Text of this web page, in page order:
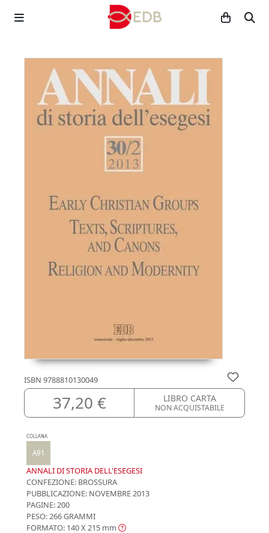
ISBN 9788810130049
37,20 € LIBRO CARTA
NON ACQUISTABILE
COLLANA
A91
ANNALI DI STORIA DELL'ESEGESI
CONFEZIONE: BROSSURA
PUBBLICAZIONE: NOVEMBRE 2013
PAGINE: 200
PESO: 266 GRAMMI
FORMATO: 140 X 215 mm